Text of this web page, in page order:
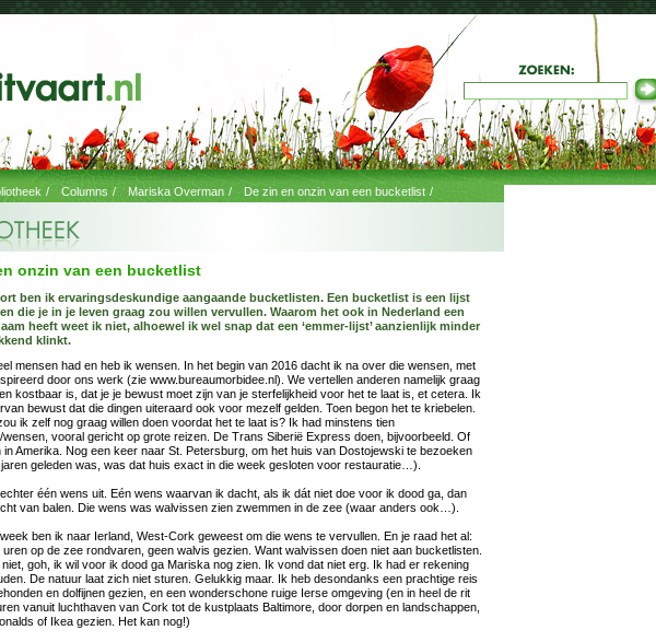
/ Columns / Mariska Overman / De zin en onzin van een bucketlist /
onzin van een bucketlist
ben ik ervaringsdeskundige aangaande bucketlisten. Een bucketlist is een lijst
die je in je leven graag zou willen vervullen. Waarom het ook in Nederland een
heeft weet ik niet, alhoewel ik wel snap dat een ‘emmer-lijst’ aanzienlijk minder
klinkt.
mensen had en heb ik wensen. In het begin van 2016 dacht ik na over die wensen, met
door ons werk (zie www.bureaumorbidee.nl). We vertellen anderen namelijk graag
kostbaar is, dat je je bewust moet zijn van je sterfelijkheid voor het te laat is, et cetera. Ik
bewust dat die dingen uiteraard ook voor mezelf gelden. Toen begon het te kriebelen.
ik zelf nog graag willen doen voordat het te laat is? Ik had minstens tien
wensen, vooral gericht op grote reizen. De Trans Siberië Express doen, bijvoorbeeld. Of
in Amerika. Nog een keer naar St. Petersburg, om het huis van Dostojewski te bezoeken
geleden was, was dat huis exact in die week gesloten voor restauratie…).
één wens uit. Eén wens waarvan ik dacht, als ik dát niet doe voor ik dood ga, dan
van balen. Die wens was walvissen zien zwemmen in de zee (waar anders ook…).
ben ik naar Ierland, West-Cork geweest om die wens te vervullen. En je raad het al:
op de zee rondvaren, geen walvis gezien. Want walvissen doen niet aan bucketlisten.
goh, ik wil voor ik dood ga Mariska nog zien. Ik vond dat niet erg. Ik had er rekening
De natuur laat zich niet sturen. Gelukkig maar. Ik heb desondanks een prachtige reis
en dolfijnen gezien, en een wonderschone ruige Ierse omgeving (en in heel de rit
vanuit luchthaven van Cork tot de kustplaats Baltimore, door dorpen en landschappen,
of Ikea gezien. Het kan nog!)